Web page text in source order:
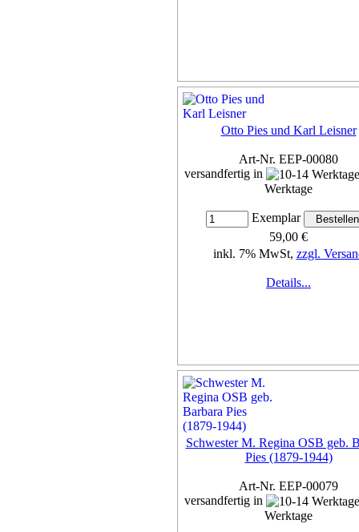
Otto Pies und Karl Leisner
Art-Nr. EEP-00080
versandfertig in
Werktage
Exemplar
59,00 €
inkl. 7% MwSt, zzgl.
Details...
Schwester M. Regina OSB geb.
Pies (1879-1944)
Art-Nr. EEP-00079
versandfertig in
Werktage